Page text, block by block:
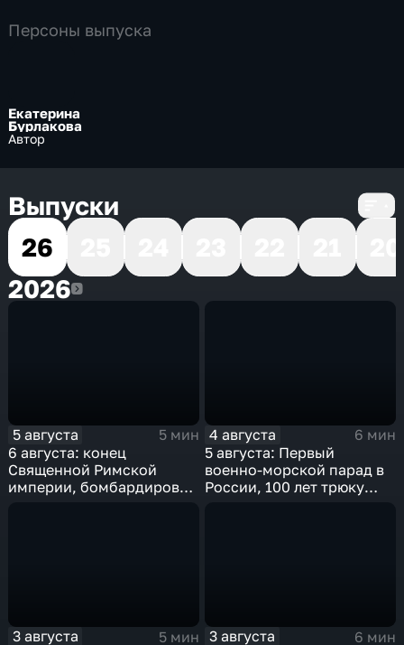
Персоны выпуска
Екатерина
Бурлакова
Автор
Выпуски
26
20262026
5 августа
5 мин
6 августа: конец
Священной Римской
империи, бомбардировка
4 августа
6 мин
5 августа: Первый
военно-морской парад в
России, 100 лет трюку
3 августа
5 мин
3 августа
6 мин